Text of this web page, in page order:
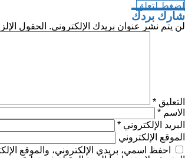
اضغط لتعلق
شارك بردك
لن يتم نشر عنوان بريدك الإلكتروني. الحقول
التعليق *
الاسم *
البريد الإلكتروني *
الموقع الإلكتروني
احفظ اسمي، بريدي الإلكتروني، والموقع